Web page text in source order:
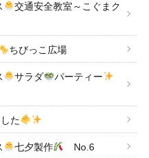
交通安全教室～こぐまク
ちびっこ広場
サラダ
パーティー
た
七夕製作 No.6